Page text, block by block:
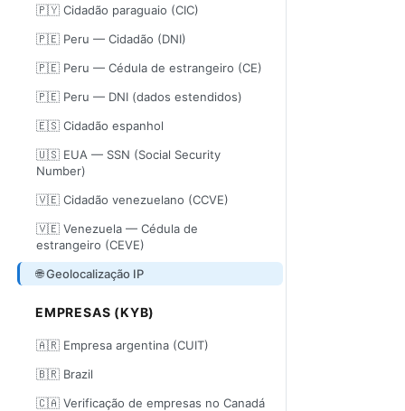
🇵🇾 Cidadão paraguaio (CIC)
🇵🇪 Peru — Cidadão (DNI)
🇵🇪 Peru — Cédula de estrangeiro (CE)
🇵🇪 Peru — DNI (dados estendidos)
🇪🇸 Cidadão espanhol
🇺🇸 EUA — SSN (Social Security
Number)
🇻🇪 Cidadão venezuelano (CCVE)
🇻🇪 Venezuela — Cédula de
estrangeiro (CEVE)
🌐 Geolocalização IP
EMPRESAS (KYB)
🇦🇷 Empresa argentina (CUIT)
🇧🇷 Brazil
🇨🇦 Verificação de empresas no Canadá